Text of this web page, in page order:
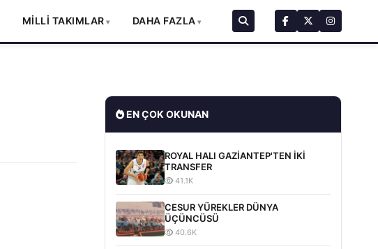
MİLLİ TAKIMLAR DAHA FAZLA
EN ÇOK OKUNAN
ROYAL HALI GAZİANTEP'TEN İKİ
TRANSFER
41.1K
CESUR YÜREKLER DÜNYA
ÜÇÜNCÜSÜ
40.6K